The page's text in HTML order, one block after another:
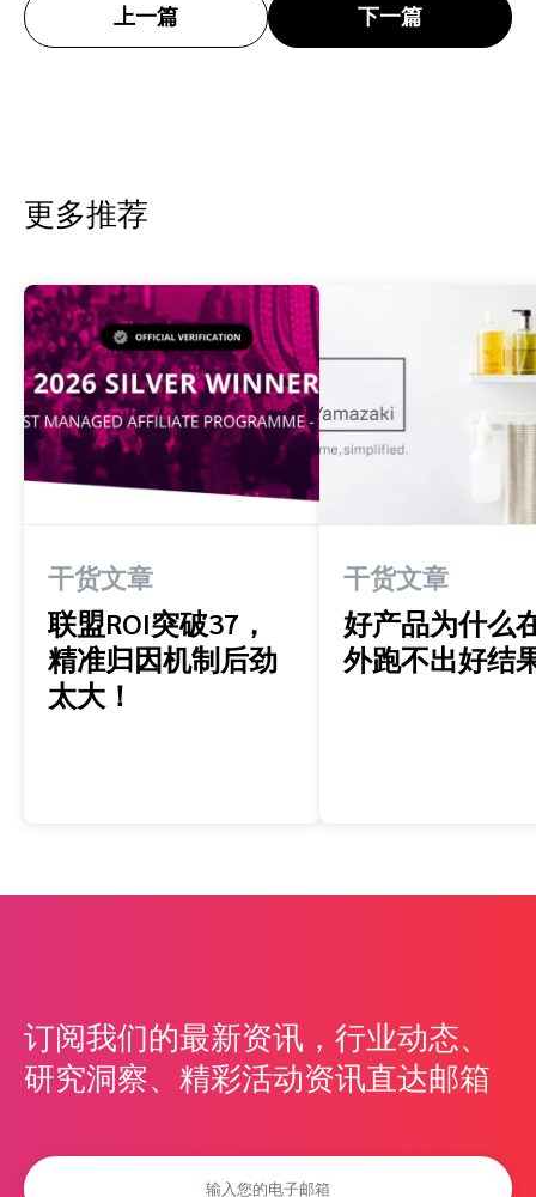
上一篇 下一篇
更多推荐
干货文章
联盟ROI突破37，
精准归因机制后劲
太大！
干货文章
好产品为什么
外跑不出好结
订阅我们的最新资讯，行业动态、
研究洞察、精彩活动资讯直达邮箱